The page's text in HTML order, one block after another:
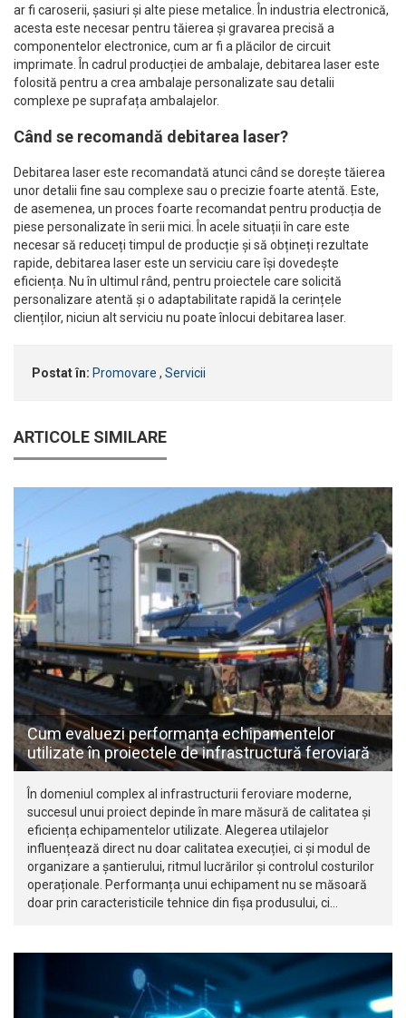
ar fi caroserii, șasiuri și alte piese metalice. În industria electronică,
acesta este necesar pentru tăierea și gravarea precisă a
componentelor electronice, cum ar fi a plăcilor de circuit
imprimate. În cadrul producției de ambalaje, debitarea laser este
folosită pentru a crea ambalaje personalizate sau detalii
complexe pe suprafața ambalajelor.
Când se recomandă debitarea laser?
Debitarea laser este recomandată atunci când se dorește tăierea
unor detalii fine sau complexe sau o precizie foarte atentă. Este,
de asemenea, un proces foarte recomandat pentru producția de
piese personalizate în serii mici. În acele situații în care este
necesar să reduceți timpul de producție și să obțineți rezultate
rapide, debitarea laser este un serviciu care își dovedește
eficiența. Nu în ultimul rând, pentru proiectele care solicită
personalizare atentă și o adaptabilitate rapidă la cerințele
clienților, niciun alt serviciu nu poate înlocui debitarea laser.
Postat în: Promovare , Servicii
ARTICOLE SIMILARE
Cum evaluezi performanța echipamentelor
utilizate în proiectele de infrastructură feroviară
În domeniul complex al infrastructurii feroviare moderne,
succesul unui proiect depinde în mare măsură de calitatea și
eficiența echipamentelor utilizate. Alegerea utilajelor
influențează direct nu doar calitatea execuției, ci și modul de
organizare a șantierului, ritmul lucrărilor și controlul costurilor
operaționale. Performanța unui echipament nu se măsoară
doar prin caracteristicile tehnice din fișa produsului, ci…